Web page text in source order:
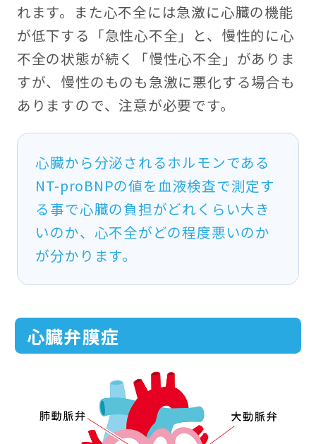
れます。また心不全には急激に心臓の機能
が低下する「急性心不全」と、慢性的に心
不全の状態が続く「慢性心不全」がありま
すが、慢性のものも急激に悪化する場合も
ありますので、注意が必要です。
心臓から分泌されるホルモンである
NT-proBNPの値を血液検査で測定す
る事で心臓の負担がどれくらい大き
いのか、心不全がどの程度悪いのか
が分かります。
心臓弁膜症